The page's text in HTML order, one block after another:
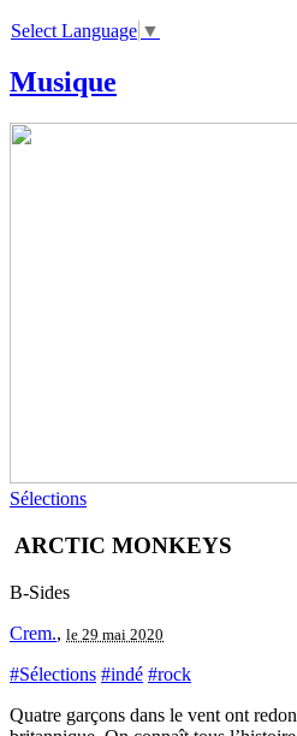
Select Language ▼
Musique
Sélections
ARCTIC MONKEYS
B-Sides
Crem., le 29 mai 2020
#Sélections #indé #rock
Quatre garçons dans le vent ont